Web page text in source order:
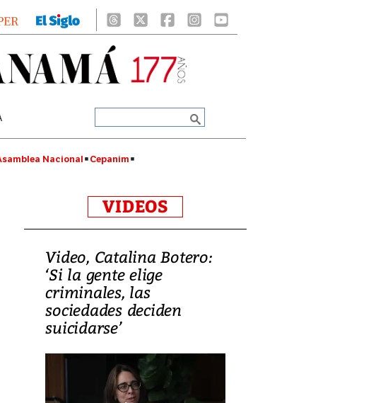
Nacional Cepanim
VIDEOS
Video, Catalina Botero:
‘Si la gente elige
criminales, las
sociedades deciden
suicidarse’